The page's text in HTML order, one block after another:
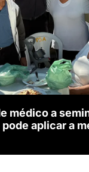
médico a
aplicar a